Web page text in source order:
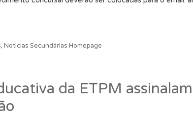
, Noticias Secundárias Homepage
da ETPM